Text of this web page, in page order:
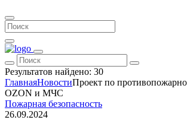
Результатов найдено: 30
ГлавнаяНовостиПроект по
OZON и МЧС
Пожарная безопасность
26.09.2024